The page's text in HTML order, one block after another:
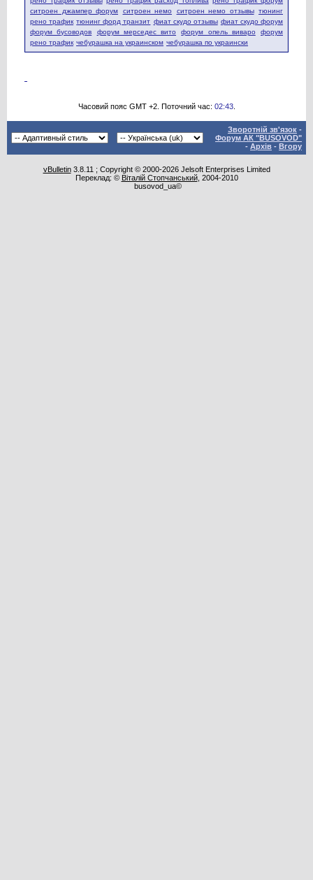
ситроен джампер форум
ситроен немо ситроен немо отзывы тюнинг
рено трафик тюнинг форд транзит фиат скудо отзывы фиат скудо форум
форум бусоводов
форум мерседес вито форум опель виваро
форум
рено трафик чебурашка на украинском чебурашка по украински
Часовий пояс GMT +2. Поточний час: 02:43.
Зворотній зв'язок -
Форум АК "BUSOVOD"
- Архів - Вгору
vBulletin3.8.11 ; Copyright © 2000-2026 Jelsoft Enterprises Limited
Переклад: © Віталій Стопчанський, 2004-2010
busovod_ua©